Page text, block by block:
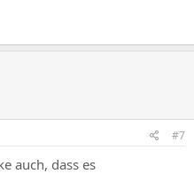
#7
auch, dass es